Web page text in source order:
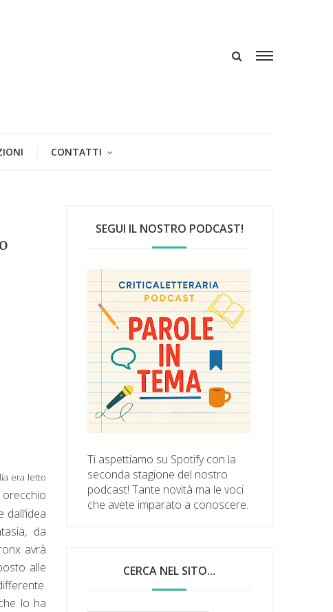
CONTATTI
era letto
orecchio
da
avrà
alle
lo ha
SEGUI IL NOSTRO PODCAST!
Ti aspettiamo su Spotify con la
seconda stagione del nostro
podcast! Tante novità ma le voci
che avete imparato a conoscere.
CERCA NEL SITO...